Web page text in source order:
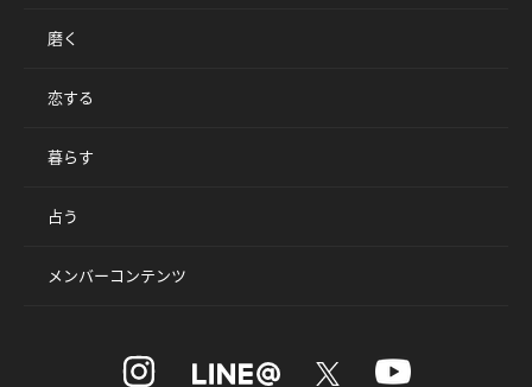
磨く
恋する
暮らす
占う
メンバーコンテンツ